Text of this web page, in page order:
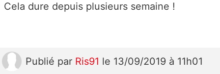
Cela dure depuis plusieurs semaine !
Publié par Ris91 le 13/09/2019 à 11h01